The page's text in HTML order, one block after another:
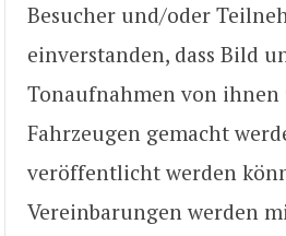
Besucher und/oder
einverstanden, dass Bild
Tonaufnahmen von
Fahrzeugen gemacht
veröffentlicht werden
Vereinbarungen werden